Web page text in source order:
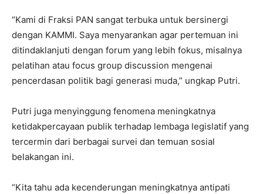
“Kami di Fraksi PAN sangat terbuka untuk bersinergi
dengan KAMMI. Saya menyarankan agar pertemuan ini
ditindaklanjuti dengan forum yang lebih fokus, misalnya
pelatihan atau focus group discussion mengenai
pencerdasan politik bagi generasi muda,” ungkap Putri.
Putri juga menyinggung fenomena meningkatnya
ketidakpercayaan publik terhadap lembaga legislatif yang
tercermin dari berbagai survei dan temuan sosial
belakangan ini.
“Kita tahu ada kecenderungan meningkatnya antipati